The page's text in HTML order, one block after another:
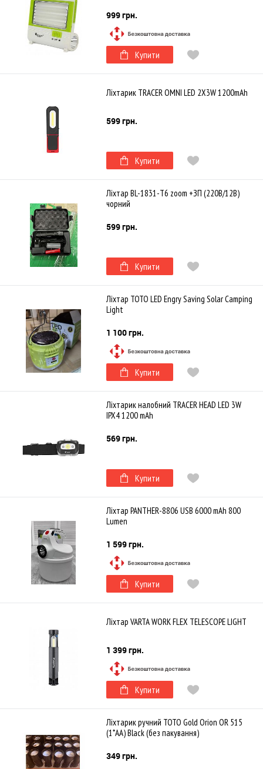
999 грн.
Купити
Ліхтарик TRACER OMNI LED 2X3W 1200mAh
599 грн.
Купити
Ліхтар BL-1831-T6 zoom +ЗП (220В/12В)
чорний
599 грн.
Купити
Ліхтар TOTO LED Engry Saving Solar Camping
Light
1 100 грн.
Купити
Ліхтарик налобний TRACER HEAD LED 3W
IPX4 1200 mAh
569 грн.
Купити
Ліхтар PANTHER-8806 USB 6000 mAh 800
Lumen
1 599 грн.
Купити
Ліхтар VARTA WORK FLEX TELESCOPE LIGHT
1 399 грн.
Купити
Ліхтарик ручний TOTO Gold Orion OR 515
(1*AA) Black (без пакування)
349 грн.